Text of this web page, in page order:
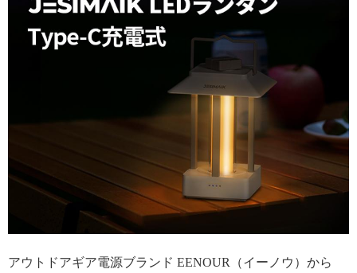
アウトドアギア電源ブランド EENOUR（イーノウ）から